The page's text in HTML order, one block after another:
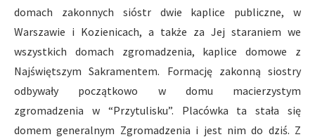
domach zakonnych sióstr dwie kaplice publiczne, w
Warszawie i Kozienicach, a także za Jej staraniem we
wszystkich domach zgromadzenia, kaplice domowe z
Najświętszym Sakramentem. Formację zakonną siostry
odbywały początkowo w domu macierzystym
zgromadzenia w “Przytulisku”. Placówka ta stała się
domem generalnym Zgromadzenia i jest nim do dziś. Z